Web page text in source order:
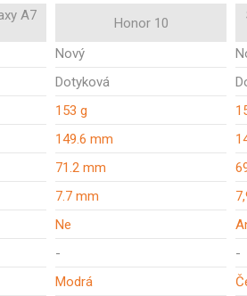
A7
Honor 10
Nový
Dotyková
153 g
149.6 mm
71.2 mm
7.7 mm
Ne
-
-
Modrá